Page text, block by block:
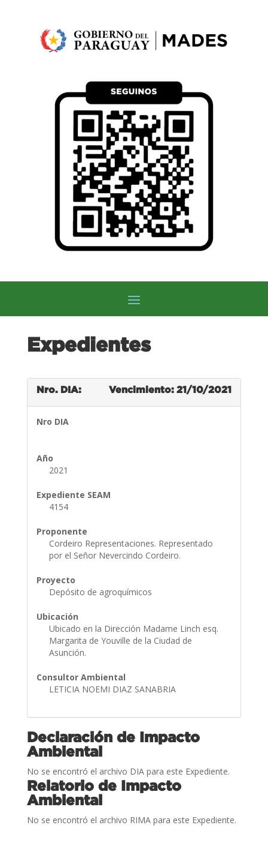
Expedientes
Nro. DIA: Vencimiento: 21/10/2021
Nro DIA
Año
2021
Expediente SEAM
4154
Proponente
Cordeiro Representaciones. Representado
por el Señor Nevercindo Cordeiro.
Proyecto
Depósito de agroquímicos
Ubicación
Ubicado en la Dirección Madame Linch esq.
Margarita de Youville de la Ciudad de
Asunción.
Consultor Ambiental
LETICIA NOEMI DIAZ SANABRIA
Declaración de Impacto
Ambiental
No se encontró el archivo DIA para este Expediente.
Relatorio de Impacto
Ambiental
No se encontró el archivo RIMA para este Expediente.